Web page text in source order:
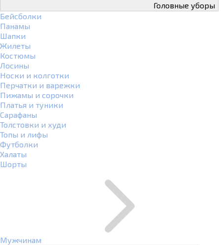
Головные уборы
Бейсболки
Панамы
Шапки
Жилеты
Костюмы
Лосины
Носки и колготки
Перчатки и варежки
Пижамы и сорочки
Платья и туники
Сарафаны
Толстовки и худи
Топы и лифы
Футболки
Халаты
Шорты
Мужчинам